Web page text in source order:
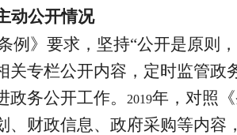
动公开情况
例》要求，坚持“公开是原则
关专栏公开内容，定时监管
政务公开工作。
2019年，对照
、财政信息、政府采购等内容